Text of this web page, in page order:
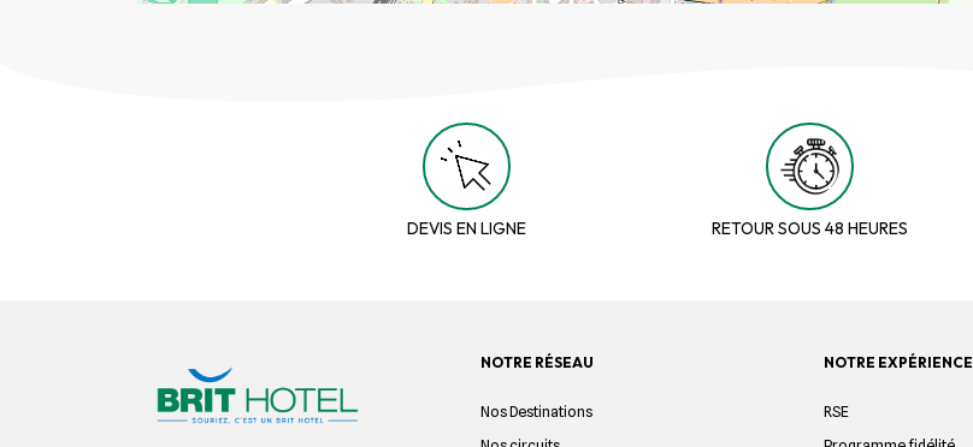
DEVIS EN LIGNE RETOUR SOUS 48 HEURES
NOTRE RÉSEAU
Nos Destinations
NOTRE EXPÉRIENCE
RSE